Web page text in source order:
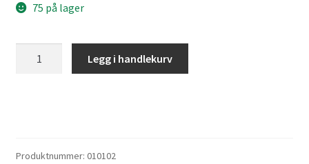
75 på lager
Legg i handlekurv
Produktnummer: 010102